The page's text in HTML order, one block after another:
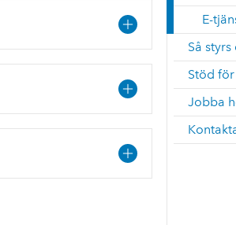
E-
Så
Stöd
Jobba